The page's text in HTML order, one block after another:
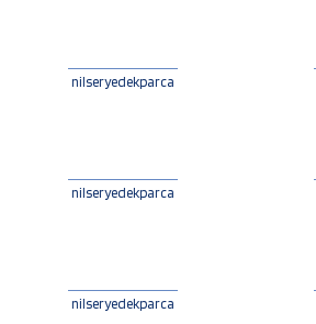
nilseryedekparca
nilseryedekparca
nilseryedekparca